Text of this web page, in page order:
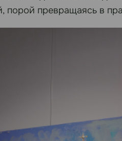
превращаясь в